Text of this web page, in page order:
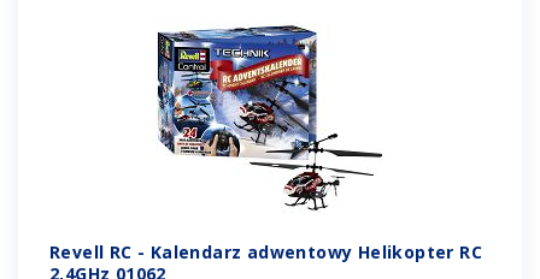
Revell RC - Kalendarz adwentowy Helikopter RC
2,4GHz 01062